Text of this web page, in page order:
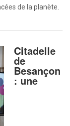
de la planète.
Citadelle
de
Besançon
: une